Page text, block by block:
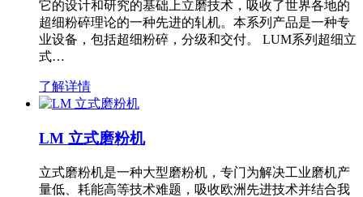
它的设计和研究的基础上立磨技术，吸收了世界各地的
超细粉碎理论的一种先进的轧机。本系列产品是一种专
业设备，包括超细粉碎，分级和交付。 LUM系列超细立
式…
了解详情
LM 立式磨粉机
立式磨粉机是一种大型磨粉机，专门为解决工业磨机产
量低、耗能高等技术难题，吸收欧洲先进技术并结合我